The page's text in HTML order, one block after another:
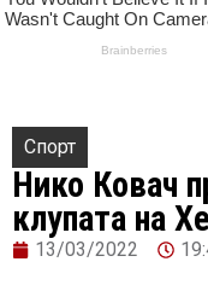
Спорт
Нико Ковач
клупата на
13/03/2022